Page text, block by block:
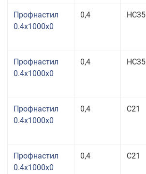
Профнастил
0.4x1000x0
0,4 НС35
Профнастил
0.4x1000x0
0,4 НС35
Профнастил
0.4x1000x0
0,4 С21
Профнастил
0.4x1000x0
0,4 С21